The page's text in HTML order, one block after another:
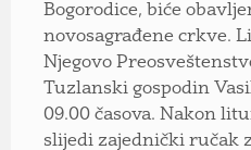
Bogorodice, biće
novosagrađene crkve.
Njegovo
Tuzlanski gospodin
09.00 časova. Nakon
slijedi zajednički ručak